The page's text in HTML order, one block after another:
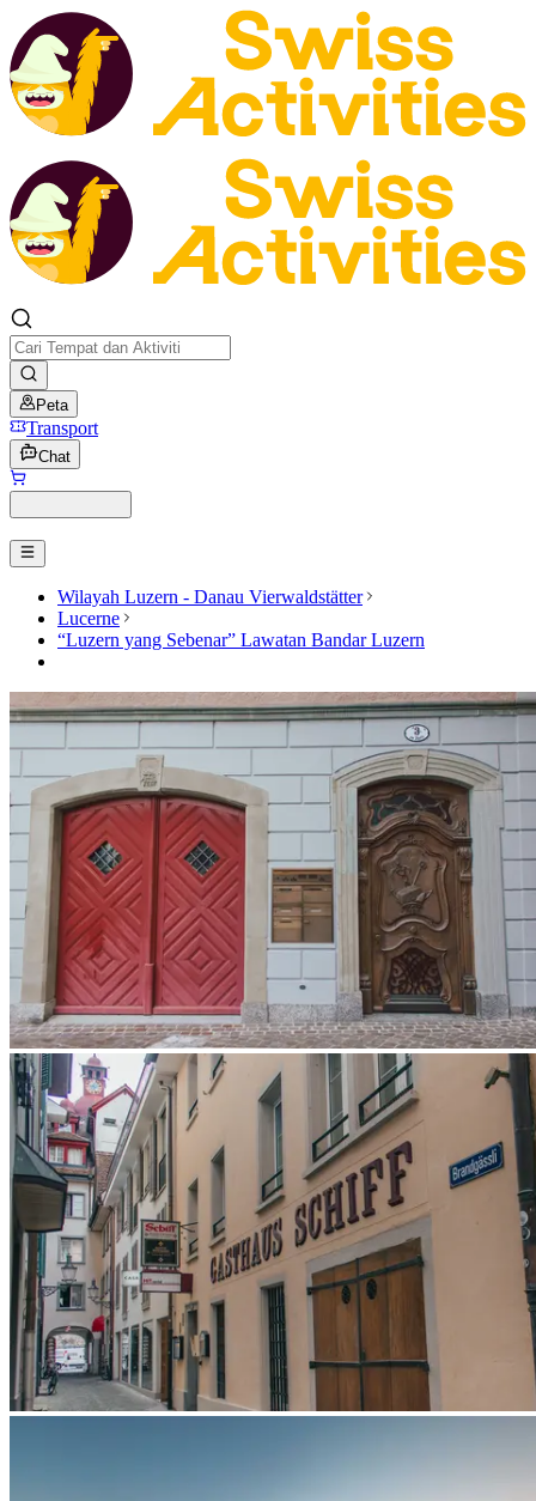
Peta
Transport
Chat
Wilayah Luzern - Danau Vierwaldstätter
Lucerne
“Luzern yang Sebenar” Lawatan Bandar Luzern